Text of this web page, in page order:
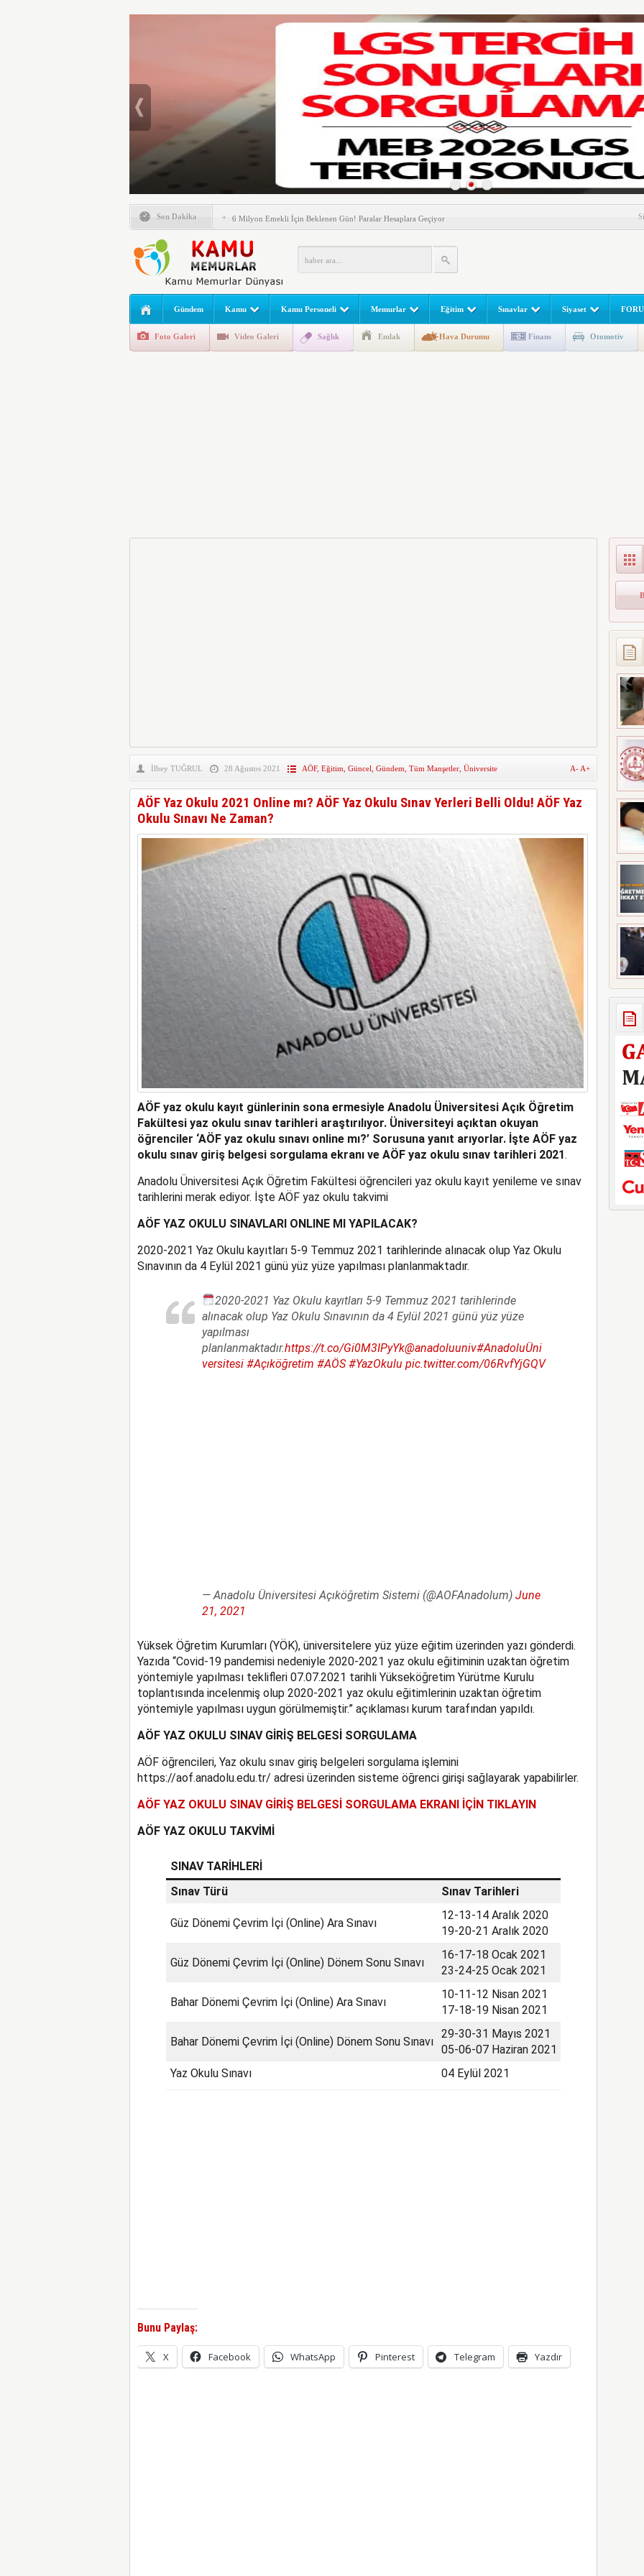
Son Dakika
Emlak Vergisinde Yeni Dönem! Ev Sahipleri Dikkat
6 Milyon Emekli İçin Beklenen Gün! Paralar Hesaplara Geçiyor
LGS Nakil Başvurusu Nasıl Yapılır? e-Okul Adım Adım Rehber (2026)
MEB LGS 2026 SONUÇ SORGULAMA EKRANI! LGS Sınav Sonuçları MEB Tarafından
Açıklandı! Liselere Geçiş Sınavı (LGS) (meb.gov.tr) Sonuç Sorgulama Ekranı
2026 Yılı Norm Güncellemeleri Başladı! Öğretmenler Nelere Dikkat Etmeli?
E-Devlet Unutulan Para Sorgulaması Başladı: Unuttuğunuz Paralar Ortaya Çıkabilir, Mirasçıları
Gündem Kamu Kamu Personeli Memurlar Eğitim Sınavlar Siyaset
Foto Galeri Video Galeri Sağlık Emlak Hava Durumu Finans Otomotiv
İlbey TUĞRUL 28 Ağustos 2021 AÖF, Eğitim Güncel Gündem Tüm Manşetler, Üniversite A- A+
AÖF Yaz Okulu 2021 Online mı? AÖF Yaz Okulu Sınav Yerleri Belli Oldu! AÖF Yaz
Okulu Sınavı Ne Zaman?
AÖF yaz okulu kayıt günlerinin sona ermesiyle Anadolu Üniversitesi Açık Öğretim
Fakültesi yaz okulu sınav tarihleri araştırılıyor. Üniversiteyi açıktan okuyan
öğrenciler ‘AÖF yaz okulu sınavı online mı?’ Sorusuna yanıt arıyorlar. İşte AÖF yaz
okulu sınav giriş belgesi sorgulama ekranı ve AÖF yaz okulu sınav tarihleri 2021.
Anadolu Üniversitesi Açık Öğretim Fakültesi öğrencileri yaz okulu kayıt yenileme ve sınav
tarihlerini merak ediyor. İşte AÖF yaz okulu takvimi
AÖF YAZ OKULU SINAVLARI ONLINE MI YAPILACAK?
2020-2021 Yaz Okulu kayıtları 5-9 Temmuz 2021 tarihlerinde alınacak olup Yaz Okulu
Sınavının da 4 Eylül 2021 günü yüz yüze yapılması planlanmaktadır.
2020-2021 Yaz Okulu kayıtları 5-9 Temmuz 2021 tarihlerinde
alınacak olup Yaz Okulu Sınavının da 4 Eylül 2021 günü yüz yüze
yapılması
planlanmaktadır.https://t.co/Gi0M3IPyYk@anadoluuniv#AnadoluÜni
versitesi #Açıköğretim #AÖS #YazOkulu pic.twitter.com/06RvfYjGQV
— Anadolu Üniversitesi Açıköğretim Sistemi (@AOFAnadolum) June
21, 2021
Yüksek Öğretim Kurumları (YÖK), üniversitelere yüz yüze eğitim üzerinden yazı gönderdi.
Yazıda “Covid-19 pandemisi nedeniyle 2020-2021 yaz okulu eğitiminin uzaktan öğretim
yöntemiyle yapılması teklifleri 07.07.2021 tarihli Yükseköğretim Yürütme Kurulu
toplantısında incelenmiş olup 2020-2021 yaz okulu eğitimlerinin uzaktan öğretim
yöntemiyle yapılması uygun görülmemiştir.” açıklaması kurum tarafından yapıldı.
AÖF YAZ OKULU SINAV GİRİŞ BELGESİ SORGULAMA
AÖF öğrencileri, Yaz okulu sınav giriş belgeleri sorgulama işlemini
https://aof.anadolu.edu.tr/ adresi üzerinden sisteme öğrenci girişi sağlayarak yapabilirler.
AÖF YAZ OKULU SINAV GİRİŞ BELGESİ SORGULAMA EKRANI İÇİN TIKLAYIN
AÖF YAZ OKULU TAKVİMİ
SINAV TARİHLERİ
Sınav Türü
Sınav Tarihleri
Güz Dönemi Çevrim İçi (Online) Ara Sınavı
12-13-14 Aralık 2020
19-20-21 Aralık 2020
Güz Dönemi Çevrim İçi (Online) Dönem Sonu Sınavı
16-17-18 Ocak 2021
23-24-25 Ocak 2021
Bahar Dönemi Çevrim İçi (Online) Ara Sınavı
10-11-12 Nisan 2021
17-18-19 Nisan 2021
Bahar Dönemi Çevrim İçi (Online) Dönem Sonu Sınavı
29-30-31 Mayıs 2021
05-06-07 Haziran 2021
Yaz Okulu Sınavı
04 Eylül 2021
Bunu Paylaş:
X Facebook WhatsApp Pinterest Telegram Yazdır